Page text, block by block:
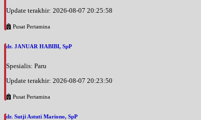
Update terakhir: 2026-08-07 20:25:58
Pusat Pertamina
dr. JANUAR HABIBI, SpP
Spesialis: Paru
Update terakhir: 2026-08-07 20:23:50
Pusat Pertamina
dr. Sutji Astuti Mariono, SpP